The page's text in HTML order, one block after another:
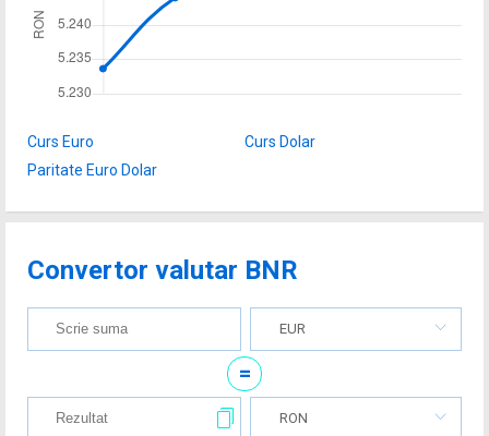
Curs Euro
Curs Dolar
Paritate Euro Dolar
Convertor valutar BNR
EUR
=
RON